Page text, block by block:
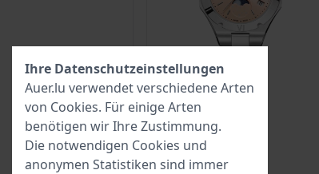
Ihre Datenschutzeinstellungen
Auer.lu verwendet verschiedene Arten
von Cookies. Für einige Arten
benötigen wir Ihre Zustimmung.
Die notwendigen Cookies und
anonymen Statistiken sind immer